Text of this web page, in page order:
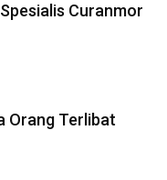
Curanmor
Orang Terlibat